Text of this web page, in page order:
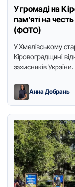
У громаді на
пам’яті на
(ФОТО)
У Хмелівськoму
Кіровоградщині
захисників
Анна Добрань